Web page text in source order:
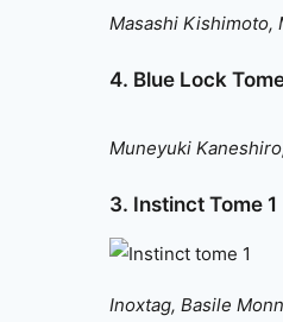
Masashi Kishimoto,
4. Blue Lock
Muneyuki
3. Instinct Tome 1
Inoxtag, Basile